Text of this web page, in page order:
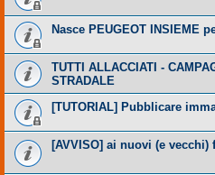
Nasce PEUGEOT INSIEME
TUTTI ALLACCIATI -
STRADALE
[TUTORIAL] Pubblicare
[AVVISO] ai nuovi (e vecchi)